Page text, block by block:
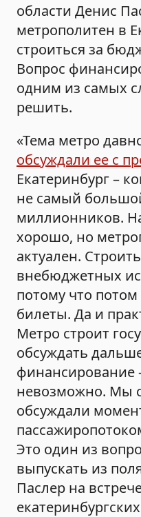
области Денис
метрополитен в
строиться за
Вопрос
одним из самых
решить.
«Тема метро
обсуждали ее с
Екатеринбург –
не самый
миллионников.
хорошо, но
актуален.
внебюджетных
потому что потом
билеты. Да и
Метро строит
обсуждать
финансирование
невозможно. Мы
обсуждали
Это один из
выпускать из
Паслер на